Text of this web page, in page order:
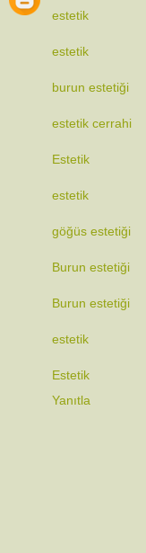
estetik
estetik
burun estetiği
estetik cerrahi
Estetik
estetik
göğüs estetiği
Burun estetiği
Burun estetiği
estetik
Estetik
Yanıtla